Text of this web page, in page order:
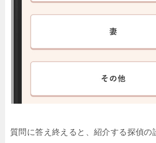
質問に答え終えると、紹介する探偵の